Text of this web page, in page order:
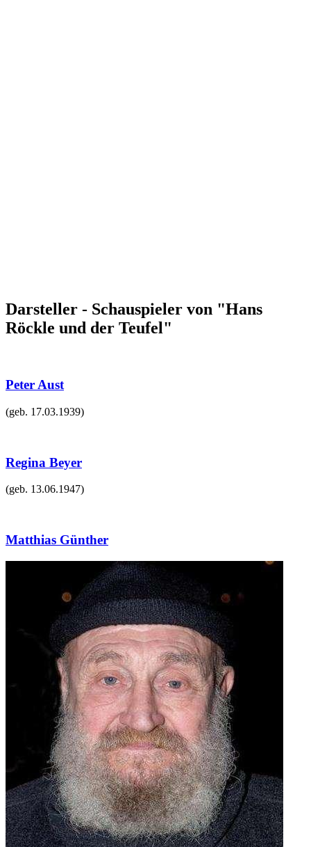
Darsteller - Schauspieler von "Hans
Röckle und der Teufel"
Peter Aust
(geb. 17.03.1939)
Regina Beyer
(geb. 13.06.1947)
Matthias Günther